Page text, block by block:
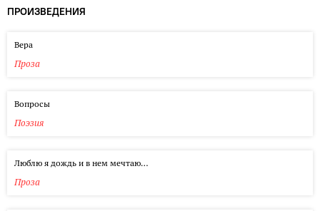
ПРОИЗВЕДЕНИЯ
Вера
Проза
Вопросы
Поэзия
Люблю я дождь и в нем мечтаю…
Проза